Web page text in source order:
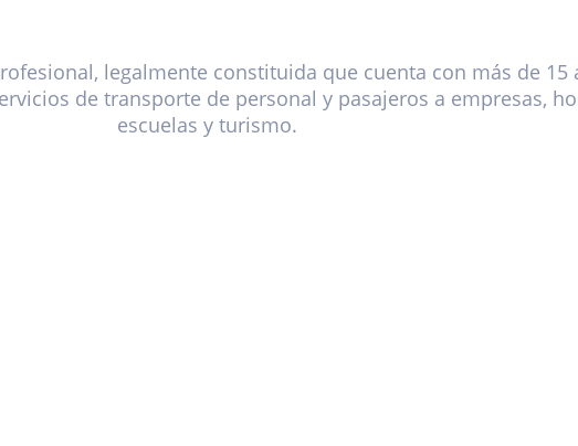
legalmente constituida que cuenta con más de 15
de transporte de personal y pasajeros a empresas,
escuelas y turismo.